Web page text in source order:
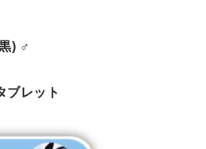
) ♂
ブレット